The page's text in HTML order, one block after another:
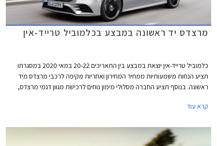
מרצדס יד ראשונה במבצע בכלמוביל טרייד-אין
כלמוביל טרייד-אין יוצאת במבצע בין התאריכים 20-22 במאי 2020 במסגרתו
תציע הנחות משמעותיות ממחיר המחירון ואחריות מקיפה לרכבי מרצדס מיד
ראשונה. בנוסף תציע החברה מסלולי מימון נוחים לרכישת מגוון דגמי מרצדס,
קרא עוד